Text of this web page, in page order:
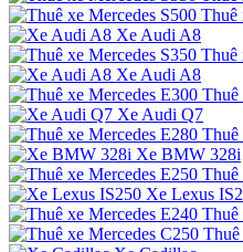
Thuê
Xe Audi A8
Thuê
Xe Audi A8
Thuê
Xe Audi Q7
Thuê
Xe BMW 328i
Thuê
Xe Lexus
Thuê
Thuê